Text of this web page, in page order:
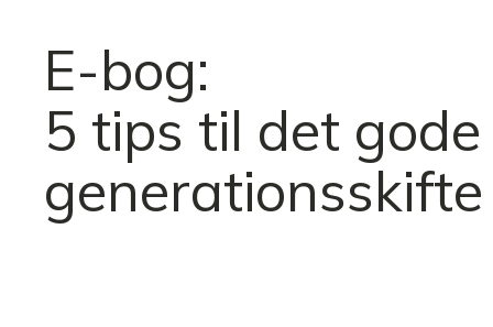
E-bog:
5 tips til det gode
generationsskifte